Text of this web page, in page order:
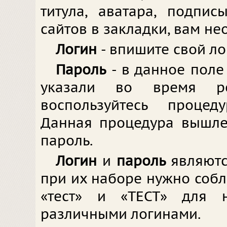
титула, аватара,
сайтов в закладки, вам
Логин - впишите свой
Пароль- в данное поле
указали во время
воспользуйтесь
Данная процедура
пароль.
Логин и пароль
при их наборе нужно
«тест» и «ТЕСТ» для
различными логинами.